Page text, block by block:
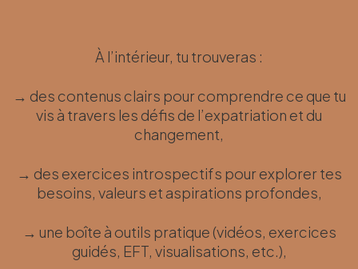
À l’intérieur, tu trouveras :
→ des contenus clairs pour comprendre ce que tu
vis à travers les défis de l’expatriation et du
changement,
→ des exercices introspectifs pour explorer tes
besoins, valeurs et aspirations profondes,
→ une boîte à outils pratique (vidéos, exercices
guidés, EFT, visualisations, etc.),